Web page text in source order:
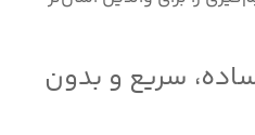
سریع و بدون